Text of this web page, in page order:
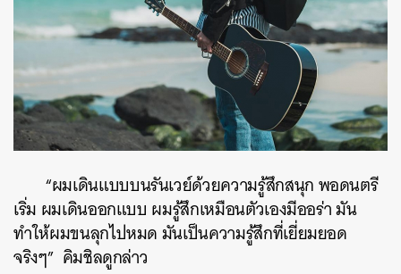
“ผมเดินแบบบนรันเวย์ด้วยความรู้สึกสนุกพอดนตรี
เริ่ม ผมเดินออกแบบ ผมรู้สึกเหมือนตัวเองมีออร่ามัน
ทำให้ผมขนลุกไปหมดมันเป็นความรู้สึกที่เยี่ยมยอด
จริงๆ” คิมชิลดูกล่าว